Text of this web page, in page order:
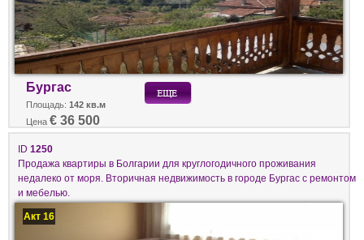
Бургас
Площадь: 142 кв.м
Цена € 36 500
ID 1250
Продажа квартиры в Болгарии для круглогодичного проживания
недалеко от моря. Вторичная недвижимость в городе Бургас с ремонтом
и мебелью.
Акт 16